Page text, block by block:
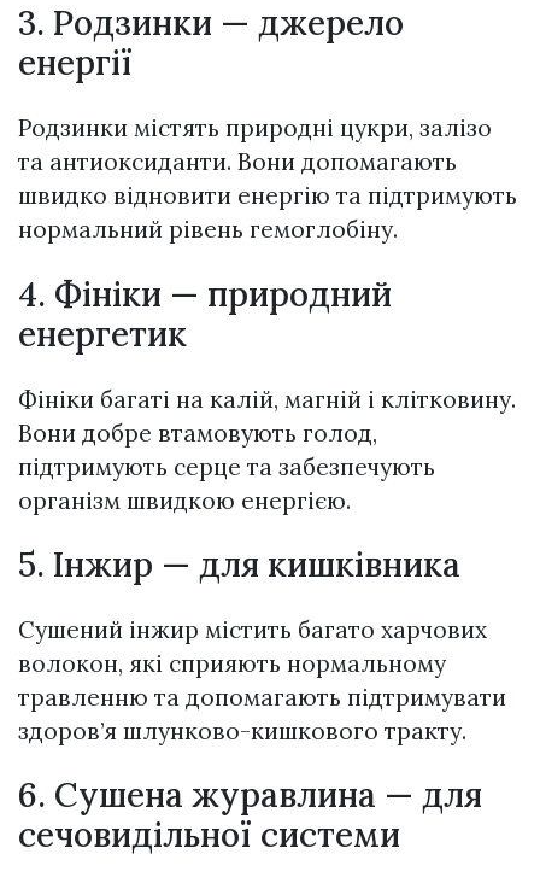
3. Родзинки — джерело
енергії
Родзинки містять природні цукри, залізо
та антиоксиданти. Вони допомагають
швидко відновити енергію та підтримують
нормальний рівень гемоглобіну.
4. Фініки — природний
енергетик
Фініки багаті на калій, магній і клітковину.
Вони добре втамовують голод,
підтримують серце та забезпечують
організм швидкою енергією.
5. Інжир — для кишківника
Сушений інжир містить багато харчових
волокон, які сприяють нормальному
травленню та допомагають підтримувати
здоров’я шлунково-кишкового тракту.
6. Сушена журавлина — для
сечовидільної системи